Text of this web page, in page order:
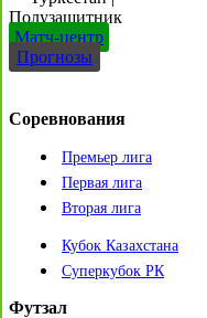
Полузащитник
Матч-центр
Прогнозы
Соревнования
Премьер лига
Первая лига
Вторая лига
Кубок Казахстана
Суперкубок РК
Футзал